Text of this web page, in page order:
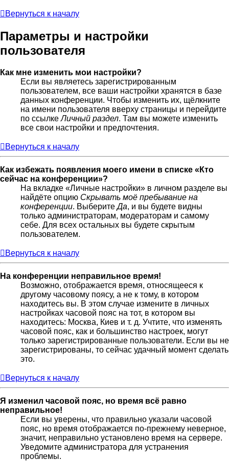
Вернуться к началу
Параметры и настройки
пользователя
Как мне изменить мои настройки?
Если вы являетесь зарегистрированным
пользователем, все ваши настройки хранятся в базе
данных конференции. Чтобы изменить их, щёлкните
на имени пользователя вверху страницы и перейдите
по ссылкеЛичный раздел. Там вы можете изменить
все свои настройки и предпочтения.
Вернуться к началу
Как избежать появления моего имени в списке «Кто
сейчас на конференции»?
На вкладке «Личные настройки» в личном разделе вы
найдёте опцию Скрывать моё пребывание на
конференции. ВыберитеДа, и вы будете видны
только администраторам, модераторам и самому
себе. Для всех остальных вы будете скрытым
пользователем.
Вернуться к началу
На конференции неправильное время!
Возможно, отображается время, относящееся к
другому часовому поясу, а не к тому, в котором
находитесь вы. В этом случае измените в личных
настройках часовой пояс на тот, в котором вы
находитесь: Москва, Киев и т. д. Учтите, что изменять
часовой пояс, как и большинство настроек, могут
только зарегистрированные пользователи. Если вы не
зарегистрированы, то сейчас удачный момент сделать
это.
Вернуться к началу
Я изменил часовой пояс, но время всё равно
неправильное!
Если вы уверены, что правильно указали часовой
пояс, но время отображается по-прежнему неверное,
значит, неправильно установлено время на сервере.
Уведомите администратора для устранения
проблемы.